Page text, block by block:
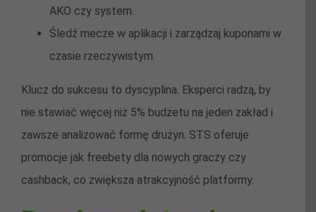
AKO czy system.
Śledź mecze w aplikacji i zarządzaj kuponami w
czasie rzeczywistym.
Klucz do sukcesu to dyscyplina. Eksperci radzą, by
nie stawiać więcej niż 5% budżetu na jeden zakład i
zawsze analizować formę drużyn. STS oferuje
promocje jak freebety dla nowych graczy czy
cashback, co zwiększa atrakcyjność platformy.